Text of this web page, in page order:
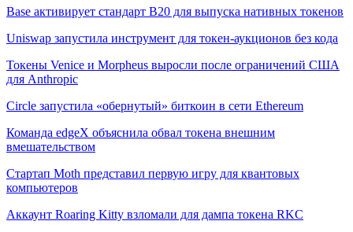
Base активирует стандарт B20 для выпуска нативных токенов
Uniswap запустила инструмент для токен-аукционов без кода
Токены Venice и Morpheus выросли после ограничений США
для Anthropic
Circle запустила «обернутый» биткоин в сети Ethereum
Команда edgeX объяснила обвал токена внешним
вмешательством
Стартап Moth представил первую игру для квантовых
компьютеров
Аккаунт Roaring Kitty взломали для дампа токена RKC